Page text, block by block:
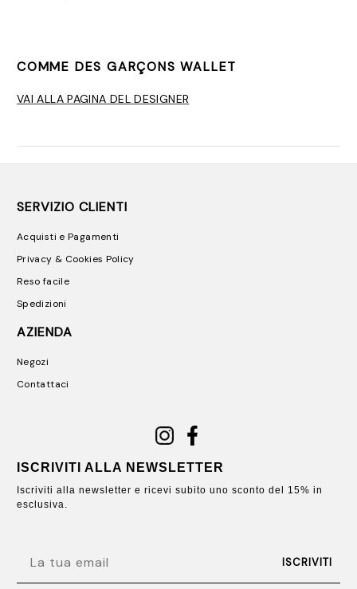
COMME DES GARÇONS WALLET
VAI ALLA PAGINA DEL DESIGNER
SERVIZIO CLIENTI
Acquisti e Pagamenti
Privacy & Cookies Policy
Reso facile
Spedizioni
AZIENDA
Negozi
Contattaci
ISCRIVITI ALLA NEWSLETTER
Iscriviti alla newsletter e ricevi subito uno sconto del 15% in
esclusiva.
ISCRIVITI